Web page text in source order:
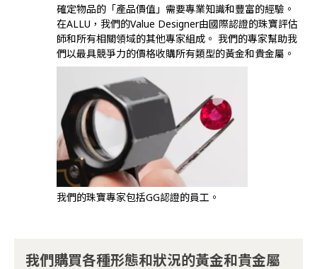
確定物品的「產品價值」需要專業知識和豐富的經驗。
在ALLU，我們的Value Designer由國際認證的珠寶評估
師和所有相關領域的其他專家組成。 我們的專家幫助我
們以最具競爭力的價格收購所有類型的黃金和貴金屬。
我們的珠寶專家包括GG認證的員工。
我們購買各種形態和狀況的黃金和貴金屬